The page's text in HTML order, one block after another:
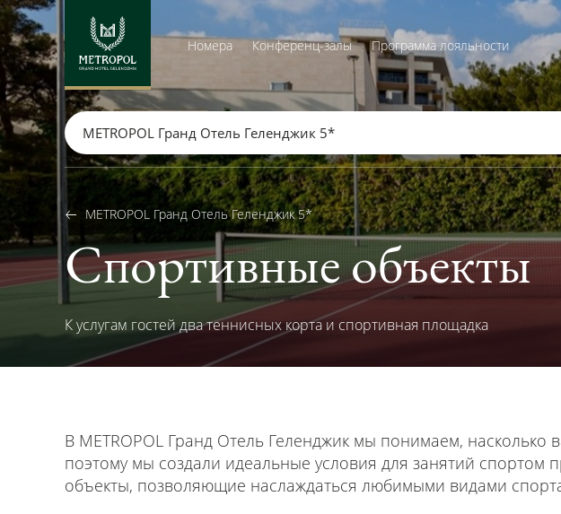
Номера Конференц-залы Программа лояльности
METROPOL Гранд Отель Геленджик 5*
METROPOL Гранд Отель Геленджик 5*
Спортивные объекты
К услугам гостей два теннисных корта и спортивная площадка
В METROPOL Гранд Отель Геленджик мы понимаем,
поэтому мы создали идеальные условия для занятий
объекты, позволяющие наслаждаться любимыми видами